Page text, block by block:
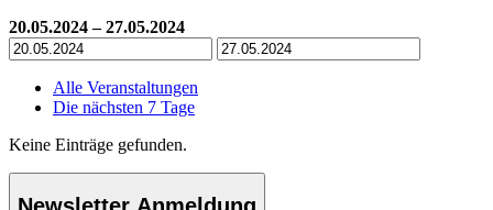
20.05.2024 – 27.05.2024
Alle Veranstaltungen
Die nächsten 7 Tage
Keine Einträge gefunden.